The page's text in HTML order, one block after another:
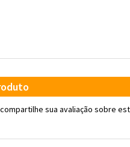
sua avaliação sobre